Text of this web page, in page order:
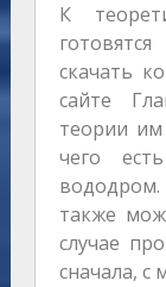
К
скачать
сайте
теории
чего
также
случае
сначала,